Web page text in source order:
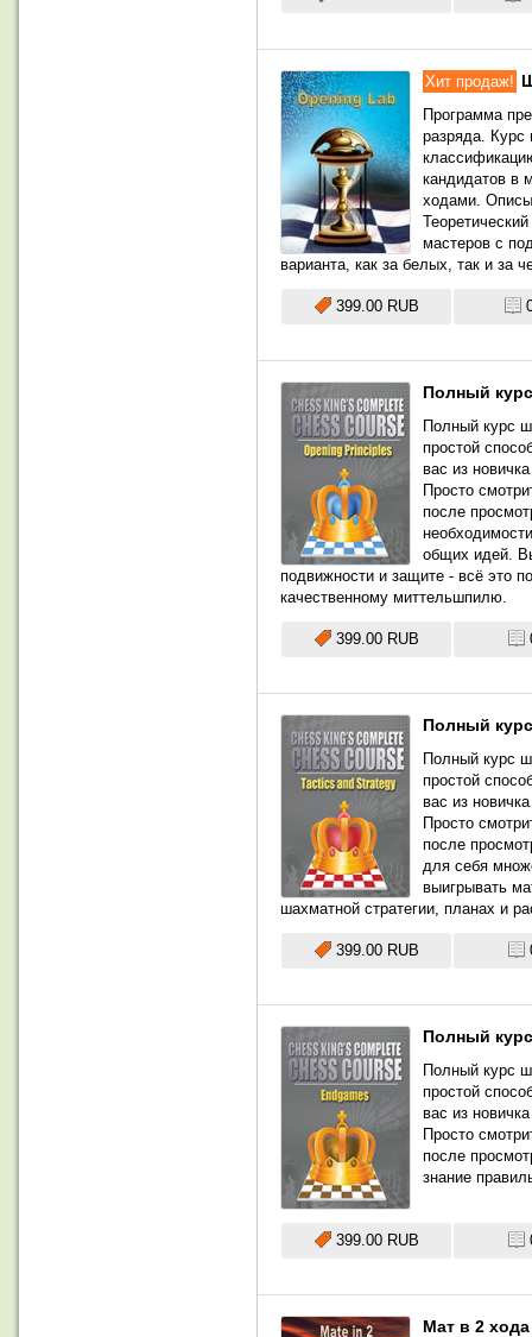
Хит продаж!
Программа
разряда. Курс
кандидатов в
ходами.
мастеров с
варианта, как за белых, так и за
399.00 RUB
Полный
Полный курс
простой
вас из
Просто
после
общих идей.
подвижности и защите - всё это
качественному миттельшпилю.
399.00 RUB
Полный
Полный курс
простой
вас из
Просто
после
для себя
выигрывать
шахматной стратегии, планах и
399.00 RUB
Полный
Полный курс
простой
вас из
Просто
после
знание
399.00 RUB
Мат в 2